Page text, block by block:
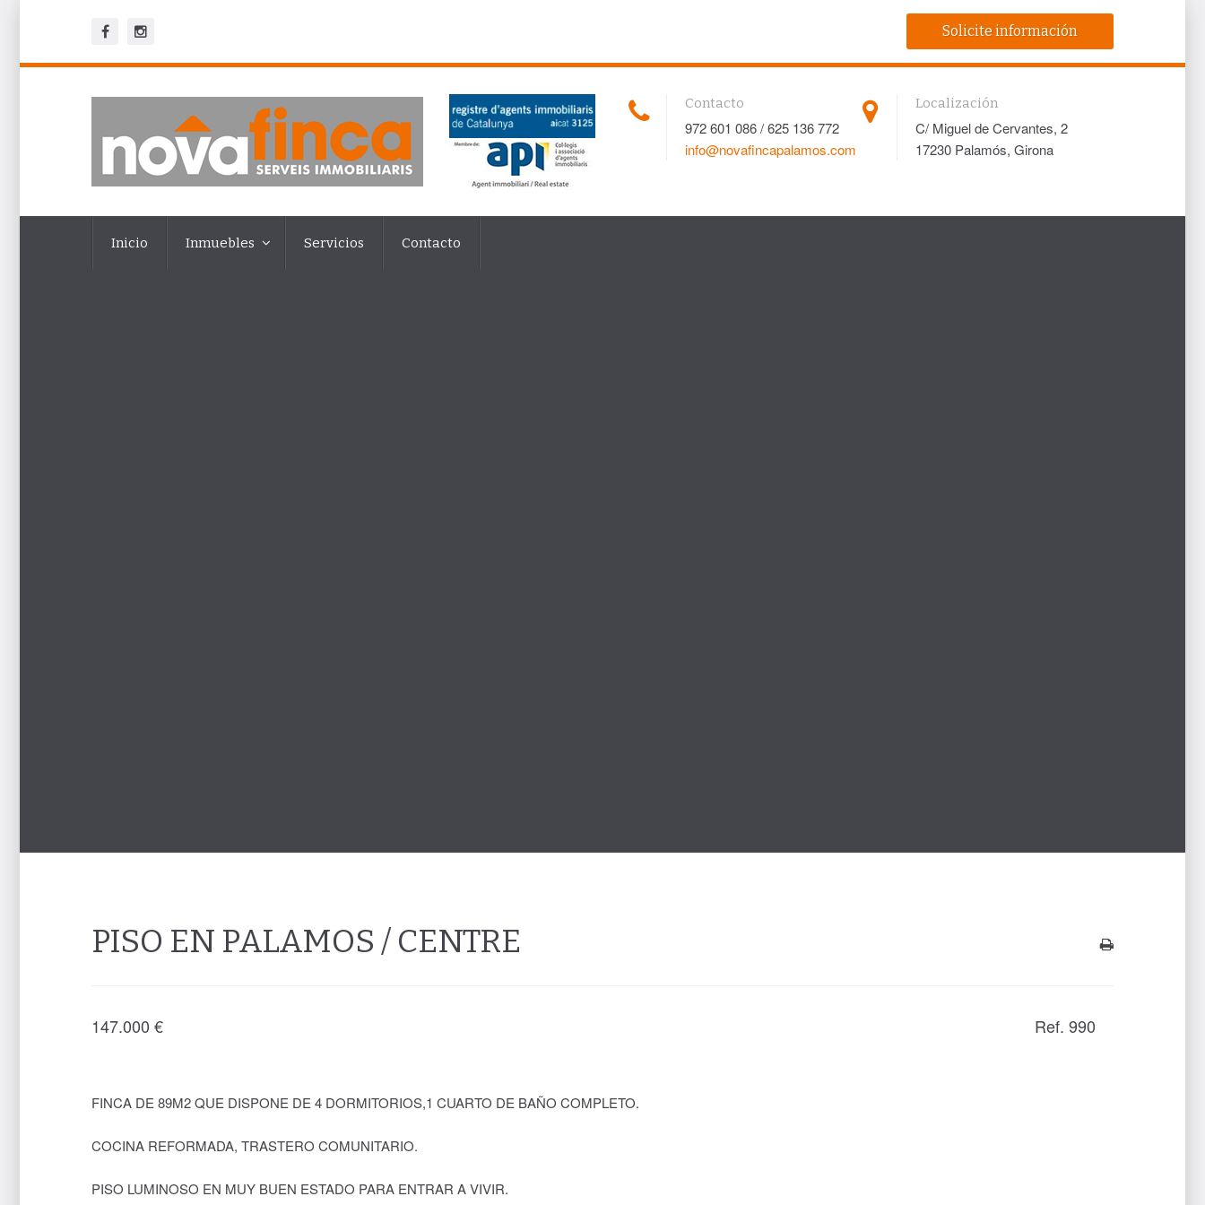
Solicite información
Contacto
972 601 086 / 625 136 772
info@novafincapalamos.com
Localización
C/ Miguel de Cervantes, 2
17230 Palamós, Girona
Inicio Inmuebles Servicios Contacto
PISO EN PALAMOS / CENTRE
147.000 € Ref. 990
FINCA DE 89M2 QUE DISPONE DE 4 DORMITORIOS,1 CUARTO DE BAÑO COMPLETO.
COCINA REFORMADA, TRASTERO COMUNITARIO.
PISO LUMINOSO EN MUY BUEN ESTADO PARA ENTRAR A VIVIR.